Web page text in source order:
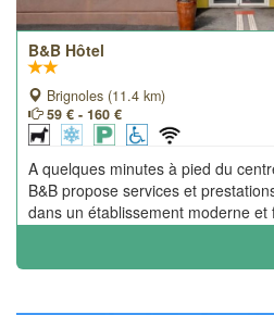
B&B Hôtel
Brignoles (11.4 km)
59 € - 160 €
A quelques minutes à pied du
B&B propose services et
dans un établissement moderne et